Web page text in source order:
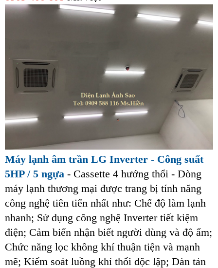
Máy lạnh âm trần LG Inverter - Công suất
5HP / 5 ngựa - Cassette 4 hướng thổi - Dòng
máy lạnh thương mại được trang bị tính năng
công nghệ tiên tiến nhất như: Chế độ làm lạnh
nhanh; Sử dụng công nghệ Inverter tiết kiệm
điện; Cảm biến nhận biết người dùng và độ ẩm;
Chức năng lọc không khí thuận tiện và mạnh
mẽ; Kiểm soát luồng khí thổi độc lập; Dàn tản